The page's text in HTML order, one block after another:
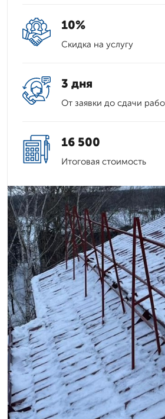
10%
Скидка на услугу
3 дня
От заявки до сдачи
16 500
Итоговая стоимость